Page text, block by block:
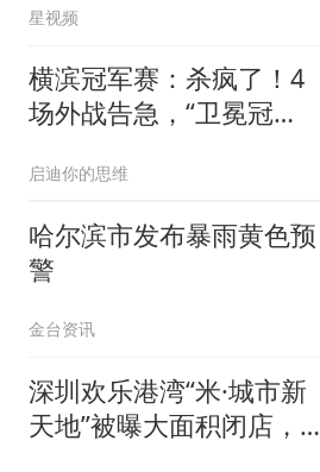
星视频
横滨冠军赛：杀疯了！4
场外战告急，“卫冕冠
启迪你的思维
哈尔滨市发布暴雨黄色预
警
金台资讯
深圳欢乐港湾“米·城市新
天地”被曝大面积闭店，记